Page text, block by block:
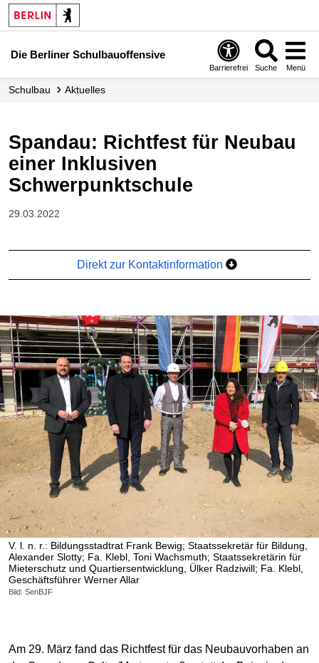
Die Berliner Schulbauoffensive
Barrierefrei Suche Menü
Schulbau Aktuelles
Spandau: Richtfest für Neubau
einer Inklusiven
Schwerpunktschule
29.03.2022
Direkt zur Kontaktinformation
V. l. n. r.: Bildungsstadtrat Frank Bewig; Staatssekretär für Bildung,
Alexander Slotty; Fa. Klebl, Toni Wachsmuth; Staatssekretärin für
Mieterschutz und Quartiersentwicklung, Ülker Radziwill; Fa. Klebl,
Geschäftsführer Werner Allar
Bild: SenBJF
Am 29. März fand das Richtfest für das Neubauvorhaben an